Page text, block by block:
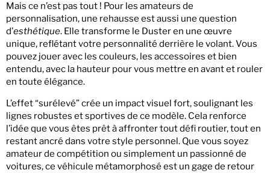
Mais ce n’est pas tout ! Pour les amateurs de
personnalisation, une rehausse est aussi une question
d’esthétique. Elle transforme le Duster en une œuvre
unique, reflétant votre personnalité derrière le volant. Vous
pouvez jouer avec les couleurs, les accessoires et bien
entendu, avec la hauteur pour vous mettre en avant et rouler
en toute élégance.
L’effet “surélevé” crée un impact visuel fort, soulignant les
lignes robustes et sportives de ce modèle. Cela renforce
l’idée que vous êtes prêt à affronter tout défi routier, tout en
restant ancré dans votre style personnel. Que vous soyez
amateur de compétition ou simplement un passionné de
voitures, ce véhicule métamorphosé est un gage de retour